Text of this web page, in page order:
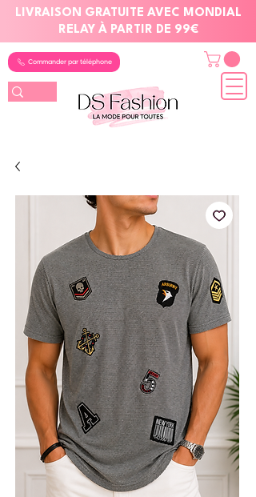
LIVRAISON GRATUITE AVEC MONDIAL
RELAY À PARTIR DE 99€
Commander par téléphone